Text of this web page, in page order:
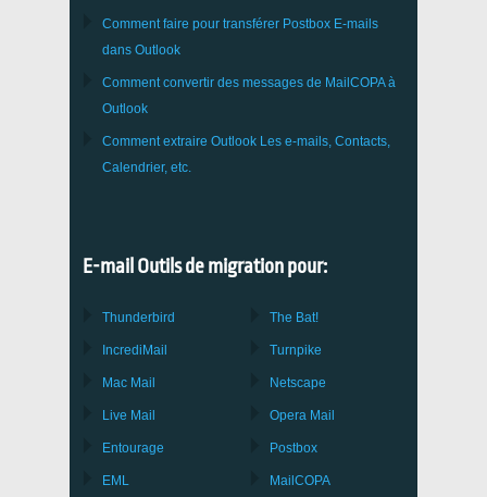
Comment faire pour transférer Postbox E-mails
dans Outlook
Comment convertir des messages de MailCOPAà
Outlook
Comment extraire Outlook Les e-mails, Contacts,
Calendrier, etc.
E-mail Outils de migration pour:
Thunderbird
IncrediMail
Mac Mail
Live Mail
Entourage
EML
The Bat!
Turnpike
Netscape
Opera Mail
Postbox
MailCOPA